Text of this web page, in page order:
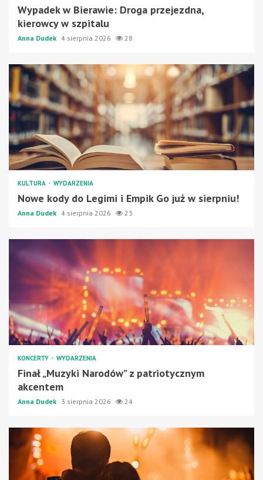
Wypadek w Bierawie: Droga przejezdna,
kierowcy w szpitalu
Anna Dudek 4 sierpnia 2026 28
KULTURA WYDARZENIA
Nowe kody do Legimi i Empik Go już w sierpniu!
Anna Dudek 4 sierpnia 2026 23
KONCERTY WYDARZENIA
Finał „Muzyki Narodów” z patriotycznym
akcentem
Anna Dudek 3 sierpnia 2026 24